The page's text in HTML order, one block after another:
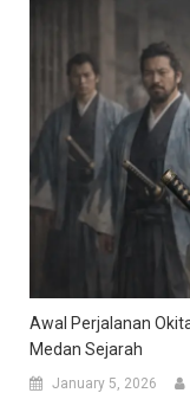
Awal Perjalanan
Medan Sejarah
January 5, 2026